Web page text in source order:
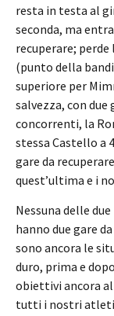
resta in testa al
seconda, ma
recuperare;
(punto della
superiore per
salvezza, con due
concorrenti, la
stessa Castello a
gare da
quest’ultima e i
Nessuna delle
hanno due gare
sono ancora le
duro, prima e
obiettivi ancora
tutti i nostri